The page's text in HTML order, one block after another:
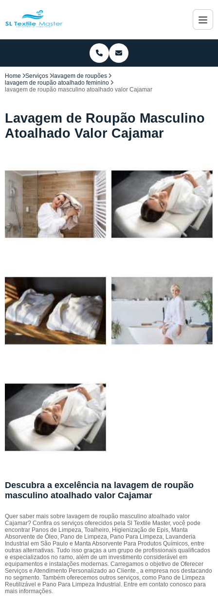
Home Serviços
lavagem de roupões
lavagem de roupão atoalhado feminino
lavagem de roupão masculino atoalhado valor Cajamar
Lavagem de Roupão Masculino
Atoalhado Valor Cajamar
Descubra a excelência na lavagem de roupão
masculino atoalhado valor Cajamar
Quer saber mais sobre lavagem de roupão masculino atoalhado valor
Cajamar? Confira os serviços oferecidos pela Sl Textile Master, você pode
encontrar Panos de Limpeza, Toalheiro, Higienização de Epis, Manta
Absorvente de Óleo, Pano de Limpeza, Pano Para Limpeza, Lavanderia
Industrial em São Paulo e Manta Absorvente Para Produtos Químicos, entre
outras alternativas. Tudo isso graças a um grupo de profissionais qualificados
e especializados no ramo, além de um investimento considerável em
equipamentos e instalações modernas. Carregamos o objetivo de Oferecer
Serviços e Atendimento Personalizado ao Cliente., a empresa nos destacando
no segmento. Também oferecemos outros serviços, como Pano de Limpeza
Reutilizável e Pano Para Limpeza Industrial. Entre em contato conosco para
mais informações.